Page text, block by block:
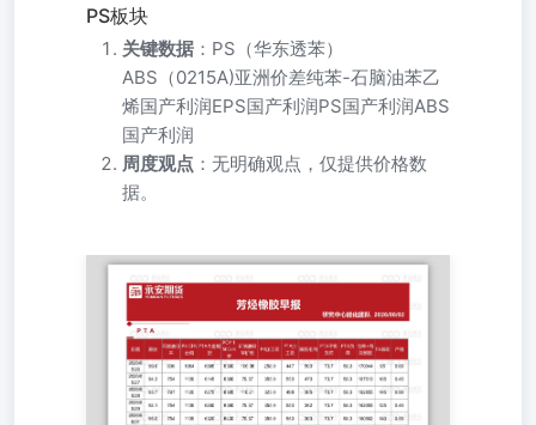
PS板块
关键数据 ：PS（华东透苯）
ABS（0215A)亚洲价差纯苯-石脑油苯乙
烯国产利润EPS国产利润PS国产利润ABS
国产利润
周度观点 ：无明确观点，仅提供价格数
据。